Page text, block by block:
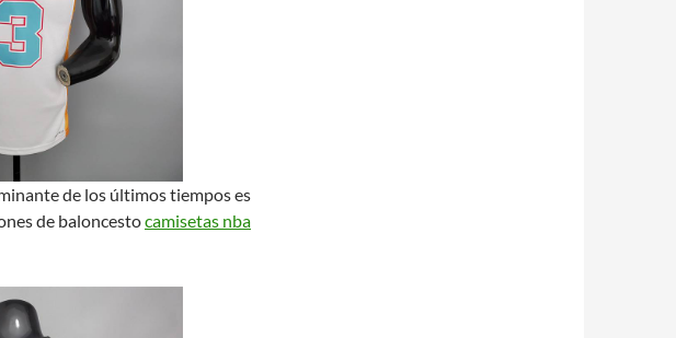
de los últimos tiempos es
de baloncestocamisetas nba